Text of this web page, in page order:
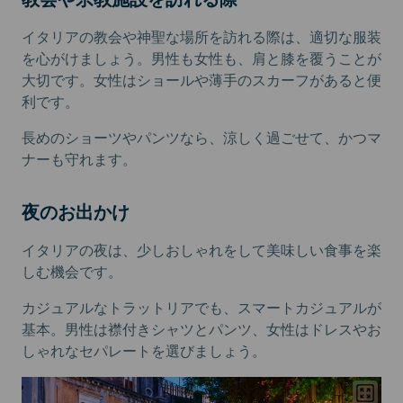
イタリアの教会や神聖な場所を訪れる際は、適切な服装
を心がけましょう。男性も女性も、肩と膝を覆うことが
大切です。女性はショールや薄手のスカーフがあると便
利です。
長めのショーツやパンツなら、涼しく過ごせて、かつマ
ナーも守れます。
夜のお出かけ
イタリアの夜は、少しおしゃれをして美味しい食事を楽
しむ機会です。
カジュアルなトラットリアでも、スマートカジュアルが
基本。男性は襟付きシャツとパンツ、女性はドレスやお
しゃれなセパレートを選びましょう。